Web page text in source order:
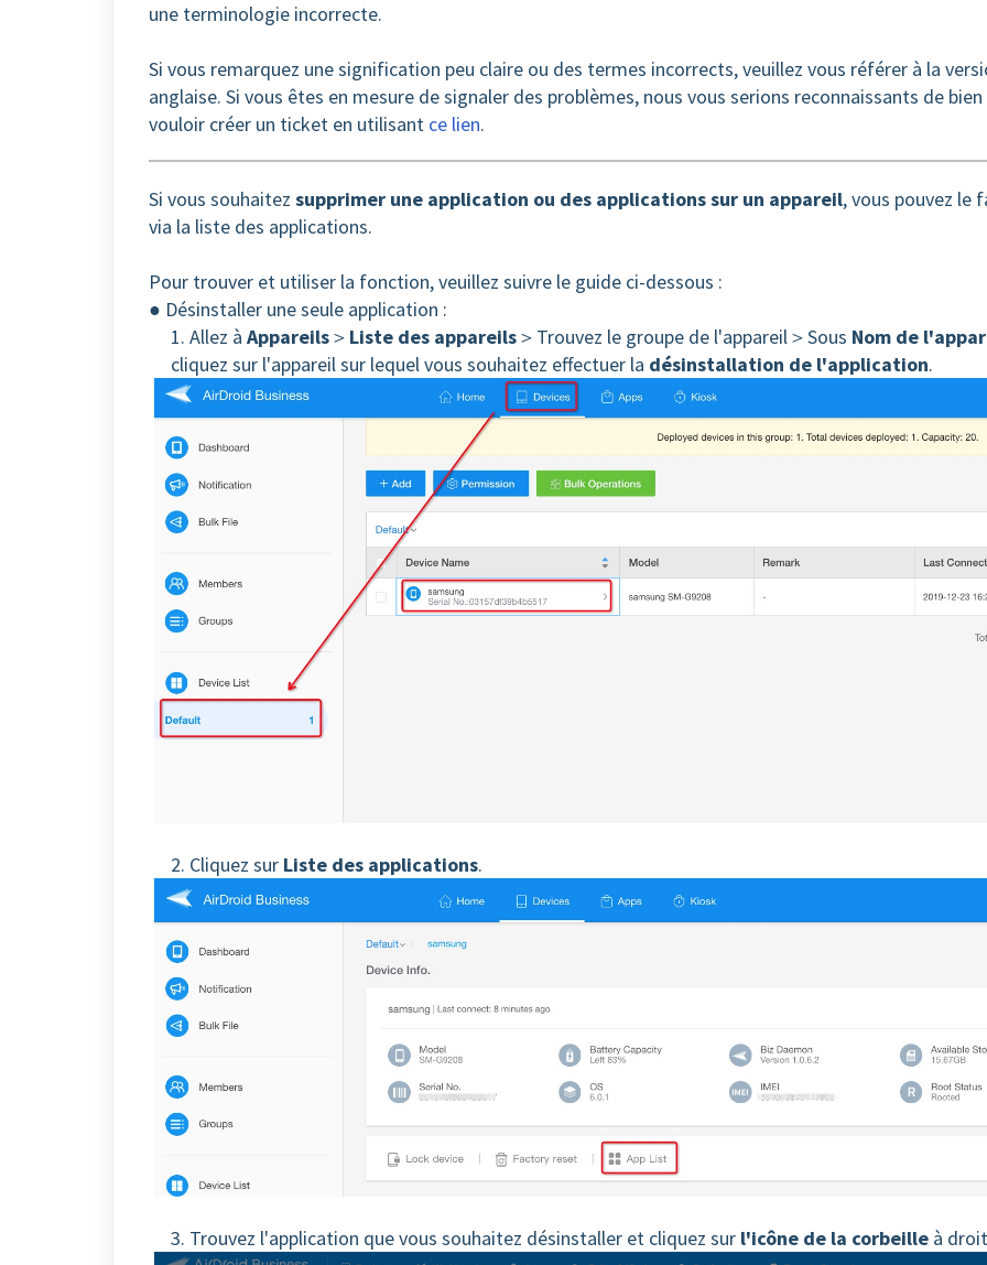
une terminologie incorrecte.
Si vous remarquez une signification peu claire ou des termes incorrects, veuillez vous référer à la
anglaise. Si vous êtes en mesure de signaler des problèmes, nous vous serions reconnaissants de bien
vouloir créer un ticket en utilisant ce lien.
Si vous souhaitez supprimer une application ou des applications sur un appareil, vous pouvez le
via la liste des applications.
Pour trouver et utiliser la fonction, veuillez suivre le guide ci-dessous :
● Désinstaller une seule application :
1. Allez à Appareils＞ Liste des appareils＞Trouvez le groupe de l'appareil＞Sous Nom de
cliquez sur l'appareil sur lequel vous souhaitez effectuer la désinstallation de l'application.
2. Cliquez sur Liste des applications.
3. Trouvez l'application que vous souhaitez désinstaller et cliquez sur l'icône de la corbeille à